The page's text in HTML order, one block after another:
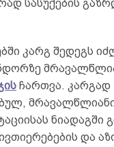
სასუქების
კარგ შედეგს
ჩართვა. კარგად
ნიადაგში
და